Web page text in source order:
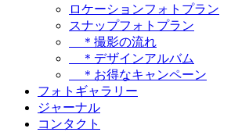
ロケーションフォトプラン
スナップフォトプラン
＊撮影の流れ
＊デザインアルバム
＊お得なキャンペーン
フォトギャラリー
ジャーナル
コンタクト